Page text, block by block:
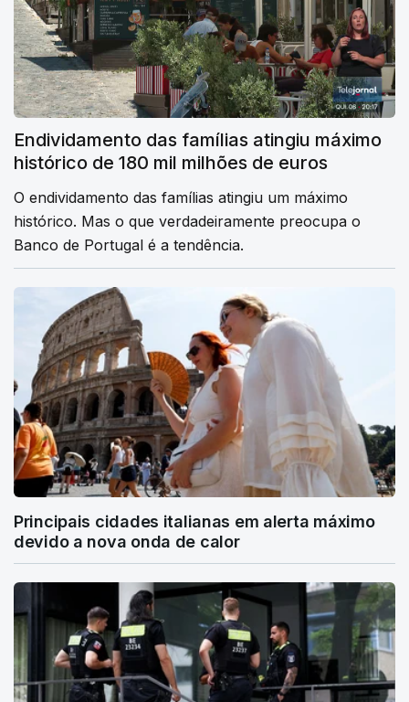
Endividamento das famílias atingiu máximo
histórico de 180 mil milhões de euros
O endividamento das famílias atingiu um máximo
histórico. Mas o que verdadeiramente preocupa o
Banco de Portugal é a tendência.
Principais cidades italianas em alerta máximo
devido a nova onda de calor